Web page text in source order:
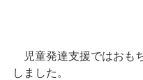
児童発達支援ではおも
しました。